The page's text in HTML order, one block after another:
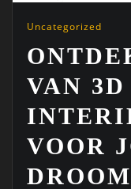
Uncategorized
VAN 3D
VOOR